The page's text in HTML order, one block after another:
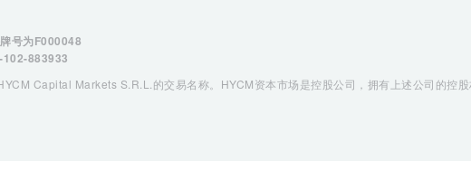
号为F000048
102-883933
Capital Markets S.R.L.的交易名称。HYCM资本市场是控股公司，拥有上述公司的控股